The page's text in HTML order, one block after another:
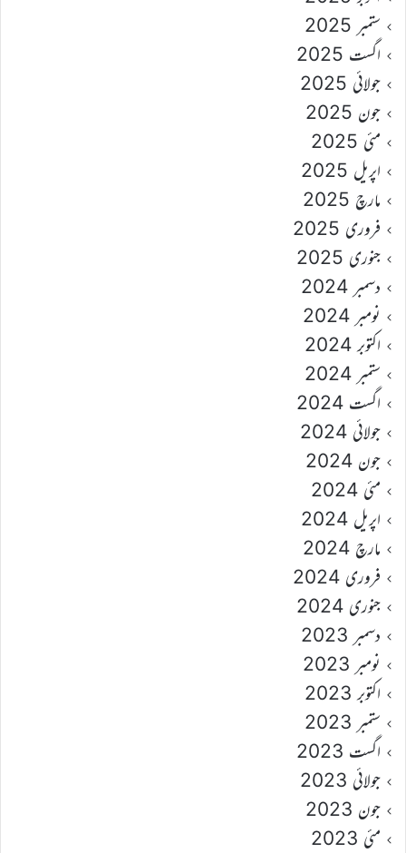
ستمبر 2025
اگست 2025
جولائی 2025
جون 2025
مئی 2025
اپریل 2025
مارچ 2025
فروری 2025
جنوری 2025
دسمبر 2024
نومبر 2024
اکتوبر 2024
ستمبر 2024
اگست 2024
جولائی 2024
جون 2024
مئی 2024
اپریل 2024
مارچ 2024
فروری 2024
جنوری 2024
دسمبر 2023
نومبر 2023
اکتوبر 2023
ستمبر 2023
اگست 2023
جولائی 2023
جون 2023
مئی 2023